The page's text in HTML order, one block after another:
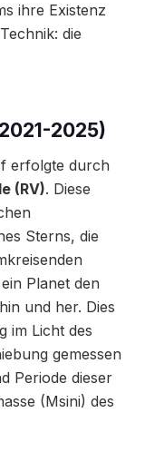
ihre Existenz
die
2025)
erfolgte durch
(RV). Diese
Sterns, die
Planet den
und her. Dies
im Licht des
gemessen
Periode dieser
(Msini) des